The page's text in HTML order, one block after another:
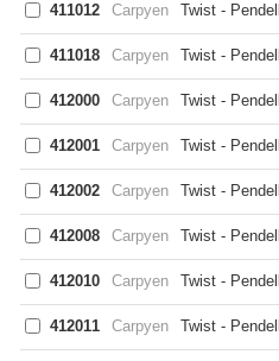
411012 Carpyen Twist -
411018 Carpyen Twist -
412000 Carpyen Twist -
412001 Carpyen Twist -
412002 Carpyen Twist -
412008 Carpyen Twist -
412010 Carpyen Twist -
412011 Carpyen Twist -